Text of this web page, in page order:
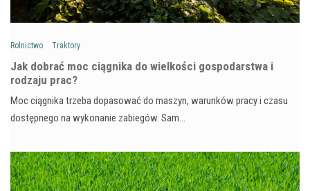
Rolnictwo Traktory
Jak dobrać moc ciągnika do wielkości gospodarstwa i
rodzaju prac?
Moc ciągnika trzeba dopasować do maszyn, warunków pracy i czasu
dostępnego na wykonanie zabiegów. Sam…